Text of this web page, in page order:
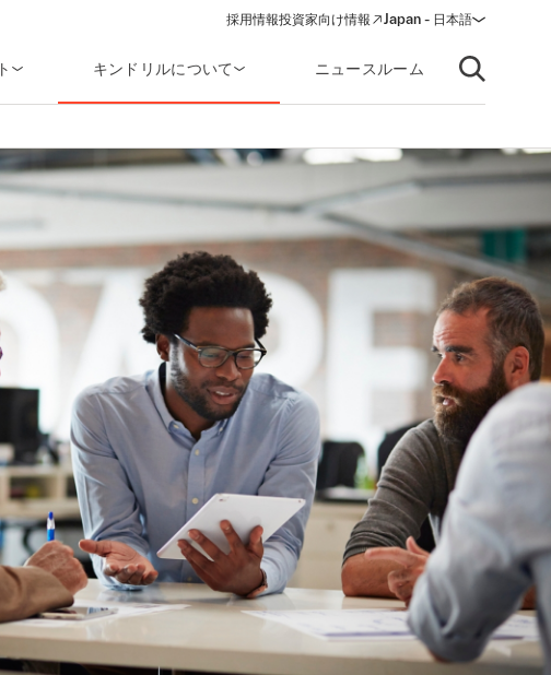
採用情報投資家向け情報
(opens in a new window)
Japan - 日本語
キンドリルについて ニュースルーム
Open